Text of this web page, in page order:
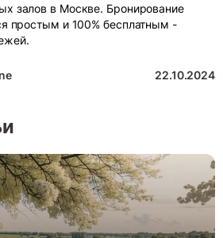
залов в Москве. Бронирование
простым и 100% бесплатным -
22.10.2024